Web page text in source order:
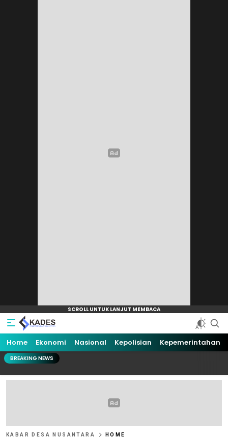
Home Ekonomi Nasional Kepolisian Kepemerintahan
BREAKING NEWS
KABAR DESA NUSANTARA HOME